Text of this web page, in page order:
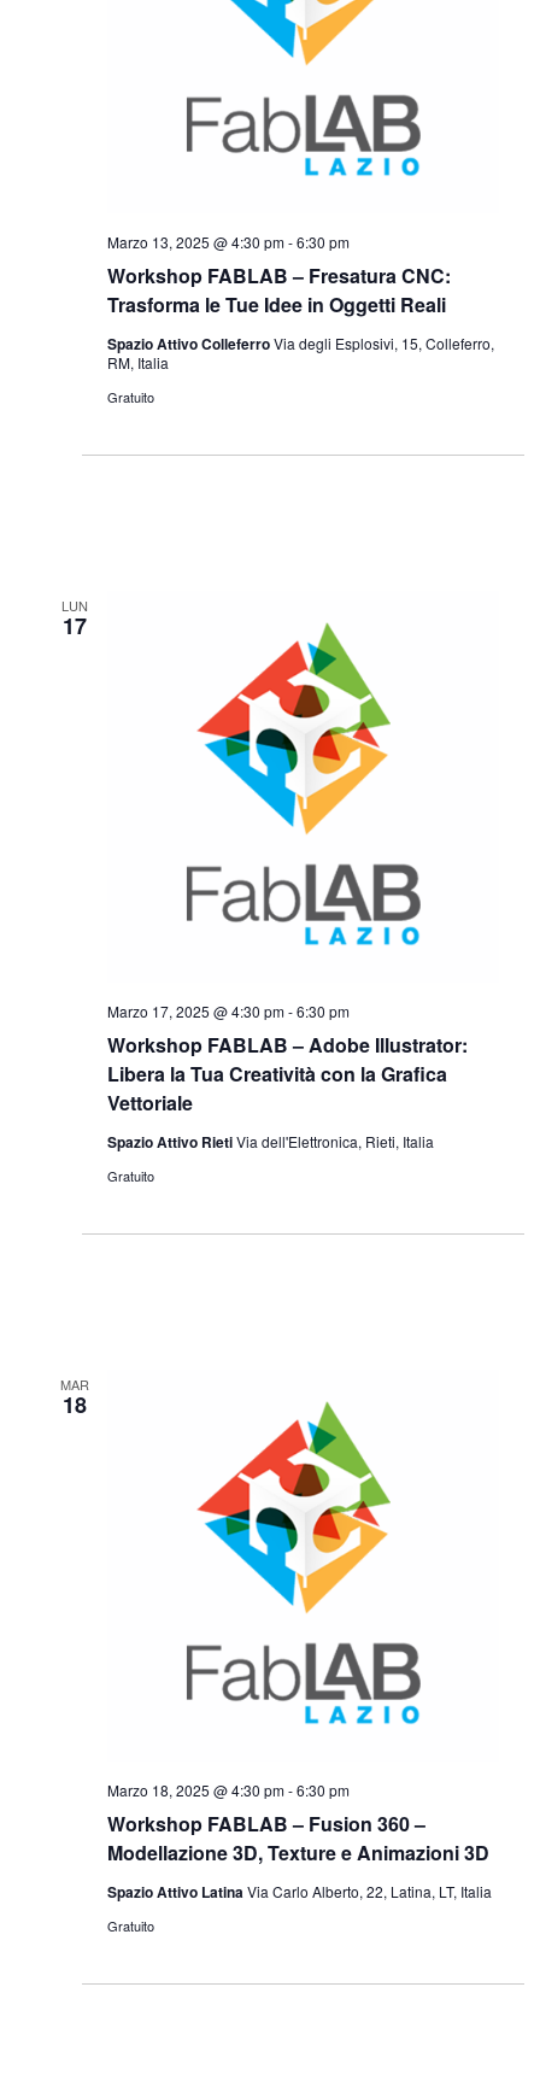
Workshop FABLAB – Fresatura CNC:
Trasforma le Tue Idee in Oggetti Reali
Marzo 13, 2025 @ 4:30 pm-6:30 pm
Spazio Attivo ColleferroVia degli Esplosivi, 15, Colleferro,
RM, Italia
Gratuito
LUN
17
Workshop FABLAB – Adobe Illustrator:
Libera la Tua Creatività con la Grafica
Vettoriale
Marzo 17, 2025 @ 4:30 pm-6:30 pm
Spazio Attivo RietiVia dell'Elettronica, Rieti, Italia
Gratuito
MAR
18
Workshop FABLAB – Fusion 360 –
Modellazione 3D, Texture e Animazioni 3D
Marzo 18, 2025 @ 4:30 pm-6:30 pm
Spazio Attivo Latina Via Carlo Alberto, 22, Latina, LT, Italia
Gratuito